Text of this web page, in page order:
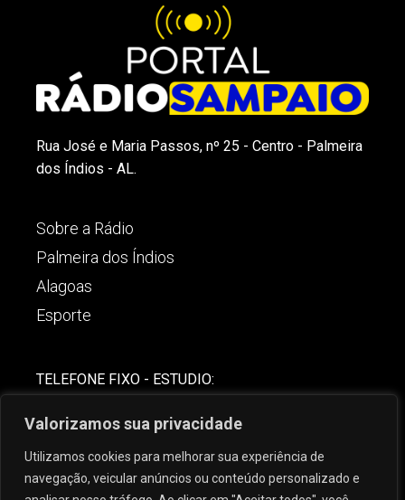
Valorizamos sua privacidade
Utilizamos cookies para melhorar sua experiência de
navegação, veicular anúncios ou conteúdo personalizado e
Rua José e Maria Passos, nº 25 - Centro - Palmeira
dos Índios - AL.
Sobre a Rádio
Palmeira dos Índios
Alagoas
Esporte
TELEFONE FIXO - ESTUDIO:
(82) 99621-8806